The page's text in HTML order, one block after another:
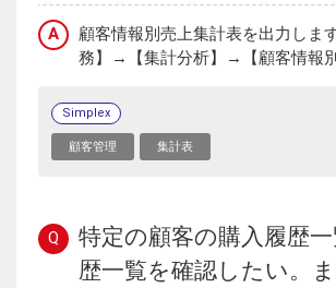
A
顧客情報別売上集計表を出力しま
務】→【集計分析】→【顧客情報
Simplex
顧客管理 集計表
Q
特定の顧客の購入履歴
歴一覧を確認したい。